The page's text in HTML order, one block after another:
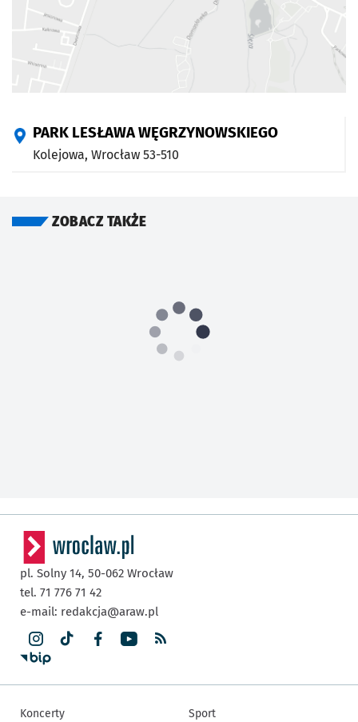
PARK LESŁAWA WĘGRZYNOWSKIEGO
Kolejowa, Wrocław 53-510
ZOBACZ TAKŻE
pl. Solny 14, 50-062 Wrocław
tel. 71 776 71 42
e-mail: redakcja@araw.pl
Koncerty Sport